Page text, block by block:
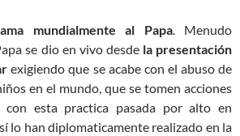
mundialmente al Papa. Menudo
se dio en vivo desde la presentación
exigiendo que se acabe con el abuso de
en el mundo, que se tomen acciones
con esta practica pasada por alto en
lo han diplomaticamente realizado en la